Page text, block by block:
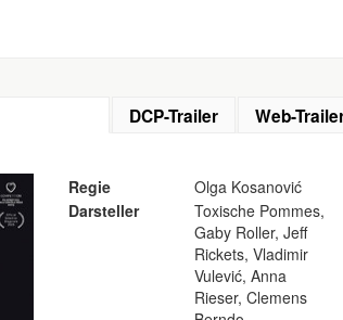
DCP-Trailer Web-
Regie
Olga Kosanović
Darsteller
Toxische Pommes,
Gaby Roller, Jeff
Rickets, Vladimir
Vulević, Anna
Rieser, Clemens